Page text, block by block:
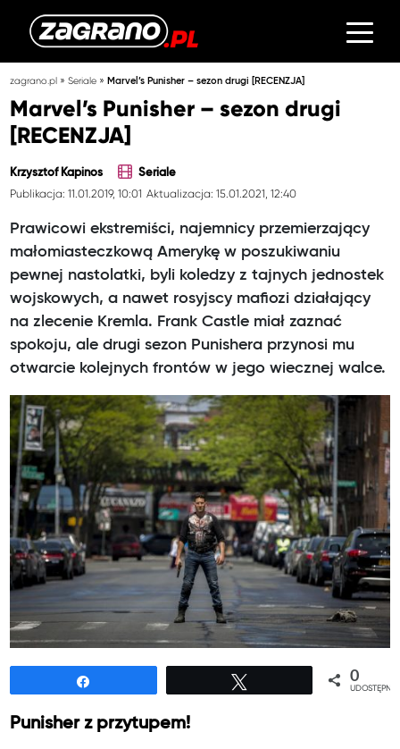
zagrano.pl »Seriale »Marvel’s Punisher – sezon drugi [RECENZJA]
Marvel’s Punisher – sezon drugi
[RECENZJA]
Krzysztof Kapinos Seriale
Publikacja: 11.01.2019, 10:01 Aktualizacja: 15.01.2021, 12:40
Prawicowi ekstremiści, najemnicy przemierzający
małomiasteczkową Amerykę w poszukiwaniu
pewnej nastolatki, byli koledzy z tajnych jednostek
wojskowych, a nawet rosyjscy mafiozi działający
na zlecenie Kremla. Frank Castle miał zaznać
spokoju, ale drugi sezon Punishera przynosi mu
otwarcie kolejnych frontów w jego wiecznej walce.
0
Punisher z przytupem!